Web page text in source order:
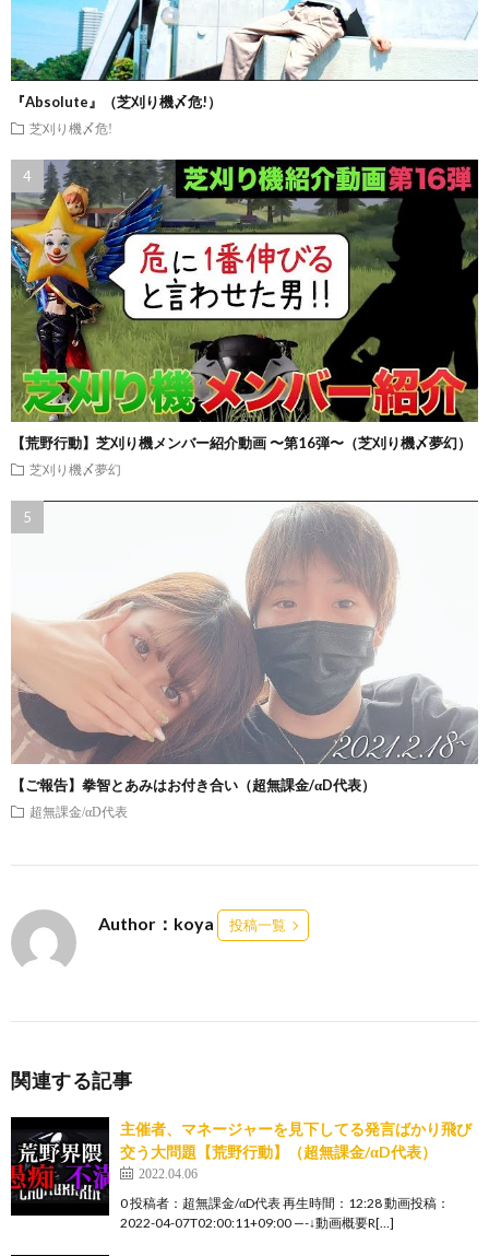
『Absolute』（芝刈り機〆危!）
芝刈り機〆危!
【荒野行動】芝刈り機メンバー紹介動画 〜第16弾〜（芝刈り機〆夢幻）
芝刈り機〆夢幻
【ご報告】拳智とあみはお付き合い（超無課金/αD代表）
超無課金/αD代表
Author：koya 投稿一覧
関連する記事
主催者、マネージャーを見下してる発言ばかり飛び
交う大問題【荒野行動】（超無課金/αD代表）
2022.04.06
0 投稿者：超無課金/αD代表 再生時間：12:28 動画投稿：
2022-04-07T02:00:11+09:00 —-↓動画概要R[…]